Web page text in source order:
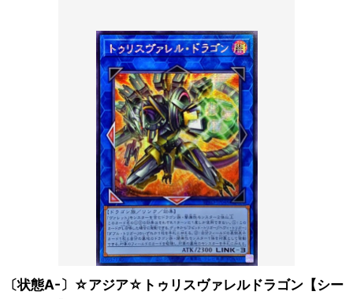
〔状態A-〕☆アジア☆トゥリスヴァレルドラゴン【シー